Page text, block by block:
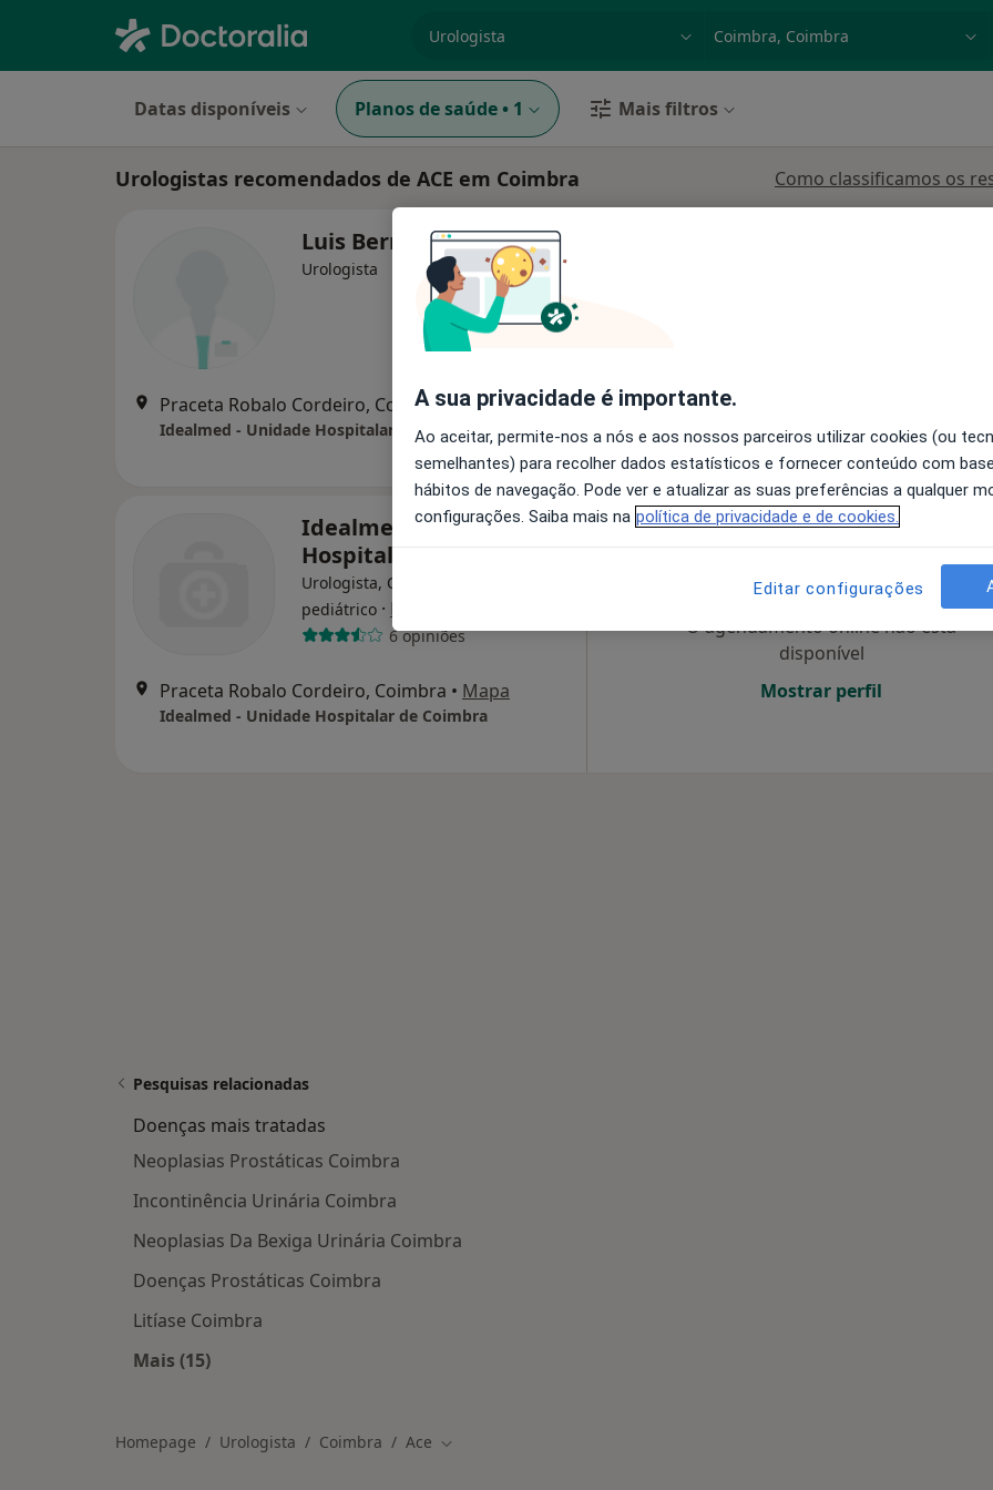
Datas disponíveis Planos de saúde • 1 Mais filtros
Urologistas recomendados de ACE em Coimbra Como classificamos os
Luis Bernardo Sousa
Urologista
Praceta Robalo Cordeiro, Coimbra •Mapa
Idealmed - Unidade Hospitalar de Coimbra
Solicite um atendimento
Idealmed - Unidade
Hospitalar de Coimbra
Urologista, Cardiologista, Cirurgião
pediátrico · Mais
6 opiniões
Praceta Robalo Cordeiro, Coimbra • Mapa
Idealmed - Unidade Hospitalar de Coimbra
Hoje Amanhã Dom,
O agendamento online não está
disponível
Mostrar perfil
Pesquisas relacionadas
Doenças mais tratadas
Neoplasias Prostáticas Coimbra
Incontinência Urinária Coimbra
Neoplasias Da Bexiga Urinária Coimbra
Doenças Prostáticas Coimbra
Litíase Coimbra
Mais (15)
Homepage Urologista Coimbra Ace Mudar de cidade
A sua privacidade é importante.
Ao aceitar, permite-nos a nós e aos nossos parceiros utilizar cookies (ou
semelhantes) para recolher dados estatísticos e fornecer conteúdo com
hábitos de navegação. Pode ver e atualizar as suas preferências a qualquer
configurações. Saiba mais na política de privacidade e de cookies.
Editar configurações